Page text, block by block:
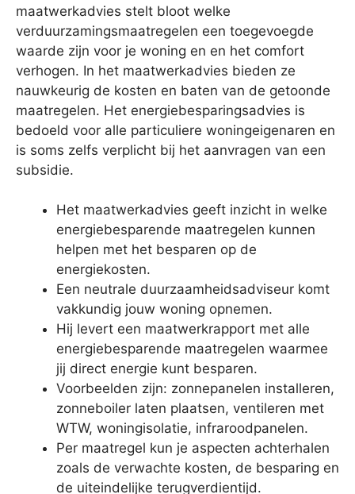
maatwerkadvies stelt bloot welke
verduurzamingsmaatregelen een toegevoegde
waarde zijn voor je woning en en het comfort
verhogen. In het maatwerkadvies bieden ze
nauwkeurig de kosten en baten van de getoonde
maatregelen. Het energiebesparingsadvies is
bedoeld voor alle particuliere woningeigenaren en
is soms zelfs verplicht bij het aanvragen van een
subsidie.
Het maatwerkadvies geeft inzicht in welke
energiebesparende maatregelen kunnen
helpen met het besparen op de
energiekosten.
Een neutrale duurzaamheidsadviseur komt
vakkundig jouw woning opnemen.
Hij levert een maatwerkrapport met alle
energiebesparende maatregelen waarmee
jij direct energie kunt besparen.
Voorbeelden zijn: zonnepanelen installeren,
zonneboiler laten plaatsen, ventileren met
WTW, woningisolatie, infraroodpanelen.
Per maatregel kun je aspecten achterhalen
zoals de verwachte kosten, de besparing en
de uiteindelijke terugverdientijd.